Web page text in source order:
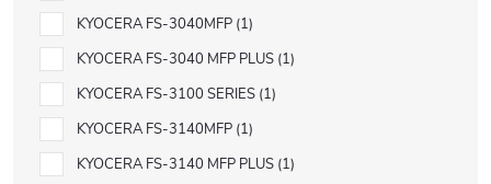
KYOCERA FS-3040MFP 1
KYOCERA FS-3040 MFP PLUS 1
KYOCERA FS-3100 SERIES 1
KYOCERA FS-3140MFP 1
KYOCERA FS-3140 MFP PLUS 1